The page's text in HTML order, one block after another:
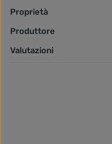
Proprietà
Produttore
Valutazioni